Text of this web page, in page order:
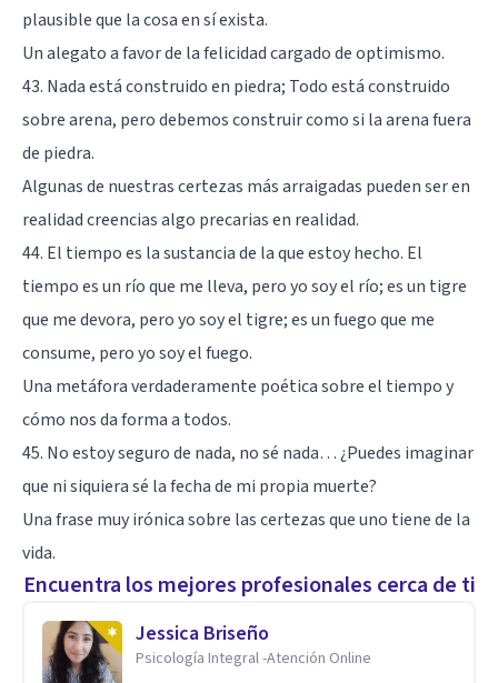
plausible que la cosa en sí exista.
Un alegato a favor de la felicidad cargado de optimismo.
43. Nada está construido en piedra; Todo está construido
sobre arena, pero debemos construir como si la arena fuera
de piedra.
Algunas de nuestras certezas más arraigadas pueden ser en
realidad creencias algo precarias en realidad.
44. El tiempo es la sustancia de la que estoy hecho. El
tiempo es un río que me lleva, pero yo soy el río; es un tigre
que me devora, pero yo soy el tigre; es un fuego que me
consume, pero yo soy el fuego.
Una metáfora verdaderamente poética sobre el tiempo y
cómo nos da forma a todos.
45. No estoy seguro de nada, no sé nada… ¿Puedes imaginar
que ni siquiera sé la fecha de mi propia muerte?
Una frase muy irónica sobre las certezas que uno tiene de la
vida.
Encuentra los mejores profesionales cerca de ti
Jessica Briseño
Psicología Integral -Atención Online